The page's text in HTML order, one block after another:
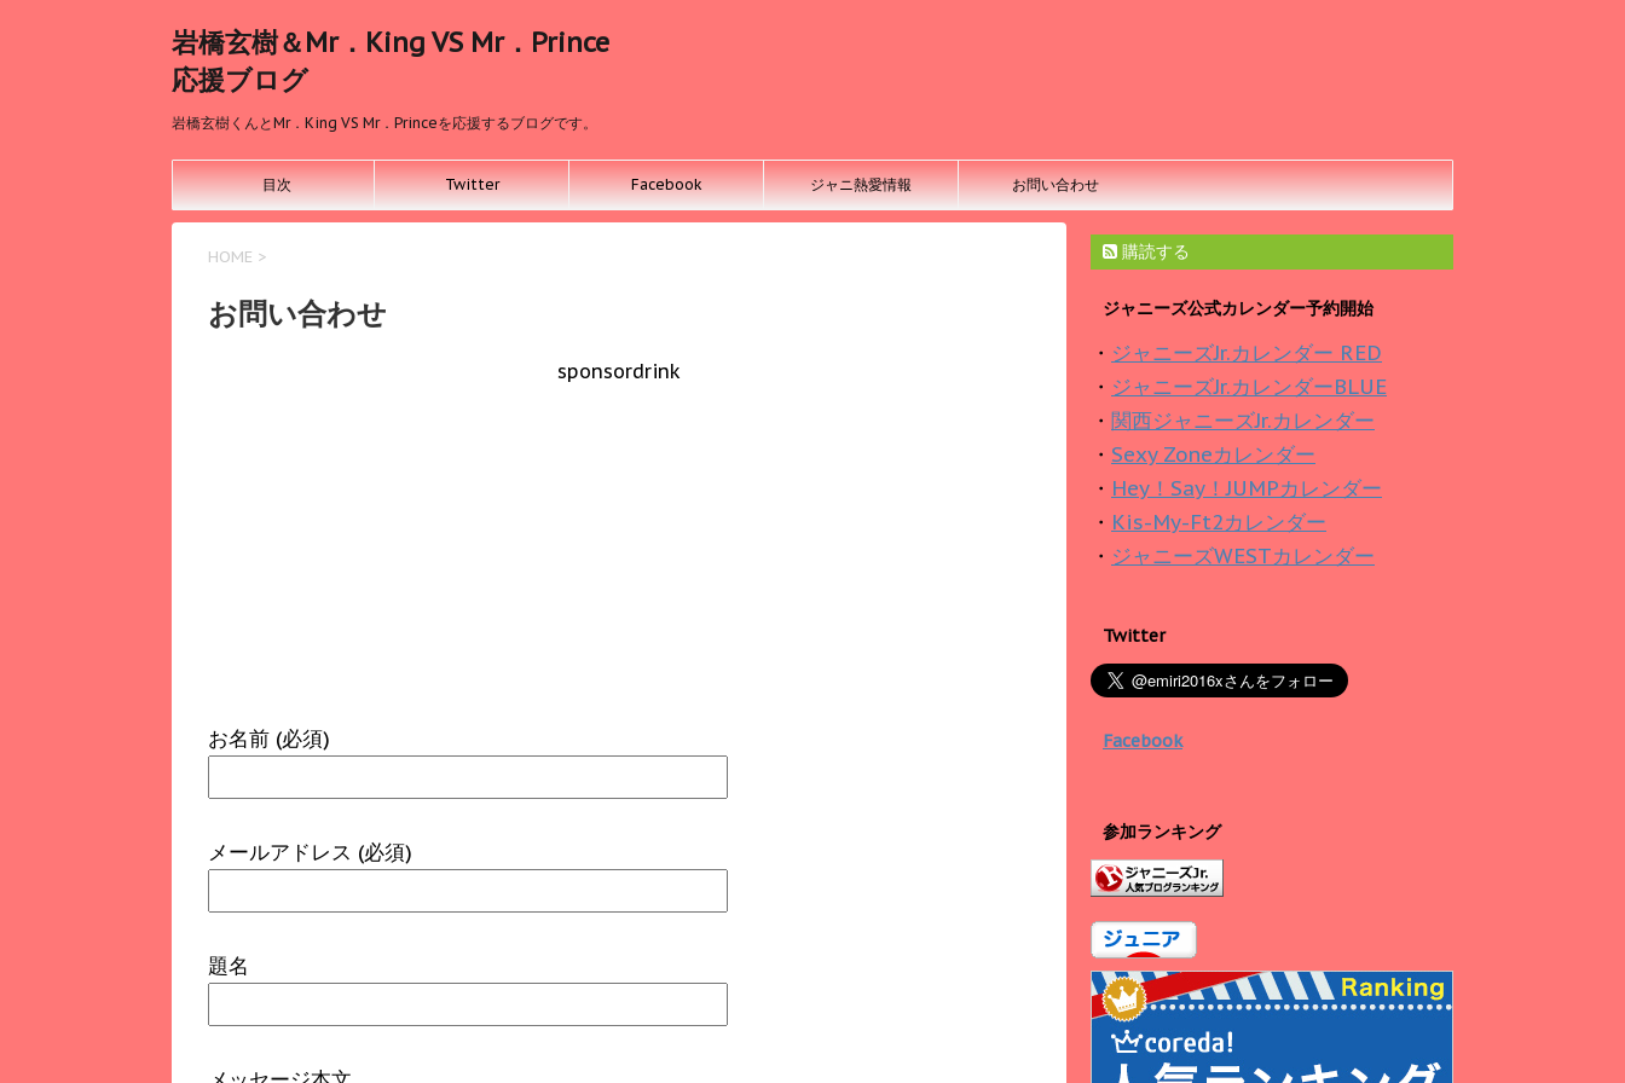
岩橋玄樹＆Mr．King VS Mr．Prince
応援ブログ
岩橋玄樹くんとMr．King VS Mr．Princeを応援するブログです。
目次 Twitter Facebook ジャニ熱愛情報 お問い合わせ
HOME >
お問い合わせ
sponsordrink
お名前 (必須)
メールアドレス (必須)
題名
購読する
ジャニーズ公式カレンダー予約開始
・ ジャニーズJr.カレンダー RED
・ ジャニーズJr.カレンダーBLUE
・ 関西ジャニーズJr.カレンダー
・ Sexy Zoneカレンダー
・ Hey！Say！JUMPカレンダー
・ Kis-My-Ft2カレンダー
・ ジャニーズWESTカレンダー
Twitter
Facebook
参加ランキング